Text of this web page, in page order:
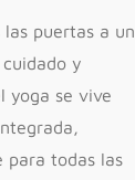
las puertas a un
y
yoga se vive
para todas las